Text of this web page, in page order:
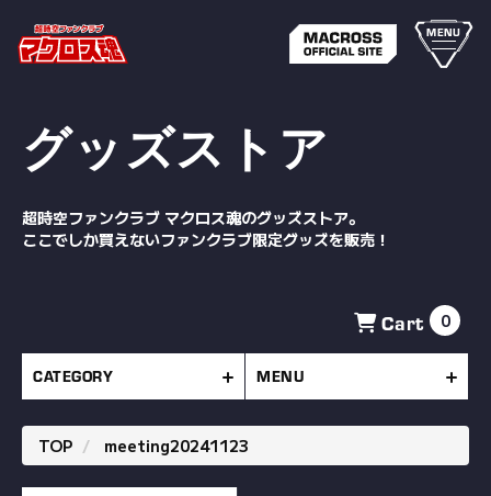
MENU
グッズストア
超時空ファンクラブ マクロス魂のグッズストア。
ここでしか買えないファンクラブ限定グッズを販売！
Cart 0
CATEGORY MENU
TOP meeting20241123